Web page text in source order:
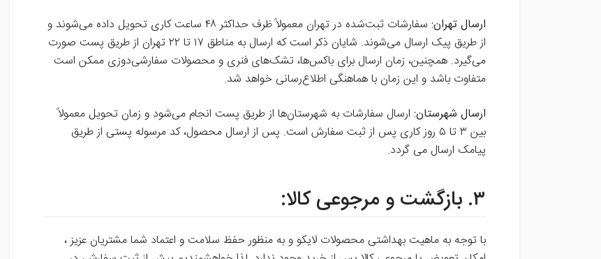
ارسال تهران:
سفارشات ثبت‌شده در تهران معمولاً ظرف حداکثر ۴۸ ساعت کاری تحویل داده می‌شوند و
از طریق پیک ارسال می‌شوند. شایان ذکر است که ارسال به مناطق ۱۷ تا ۲۲ تهران از طریق پست صورت
می‌گیرد. همچنین، زمان ارسال برای باکس‌ها، تشک‌های فنری و محصولات سفارشی‌دوزی ممکن است
متفاوت باشد و این زمان با هماهنگی اطلاع‌رسانی خواهد شد.
ارسال شهرستان: ارسال سفارشات به شهرستان‌ها از طریق پست انجام می‌شود و زمان تحویل معمولاً
بین ۳ تا ۵ روز کاری پس از ثبت سفارش است. پس از ارسال محصول، کد مرسوله پستی از طریق
پیامک ارسال می گردد.
۳. بازگشت و مرجوعی کالا:
با توجه به ماهیت بهداشتی محصولات لایکو و به منظور حفظ سلامت و اعتماد شما مشتریان عزیز ،